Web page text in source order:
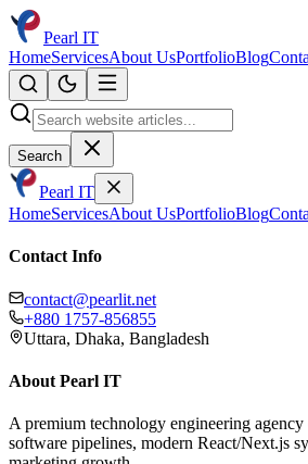
Pearl IT
HomeServicesAbout UsPortfolioBlog
Search
Pearl IT
HomeServicesAbout UsPortfolioBlog
Contact Info
contact@pearlit.net
+880 1757-856855
Uttara, Dhaka, Bangladesh
About Pearl IT
A premium technology engineering agency
software pipelines, modern React/Next.js